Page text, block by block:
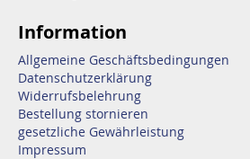
Information
Allgemeine Geschäftsbedingungen
Datenschutzerklärung
Widerrufsbelehrung
Bestellung stornieren
gesetzliche Gewährleistung
Impressum